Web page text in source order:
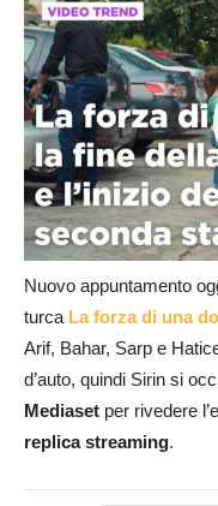
Nuovo appuntamento
turca La forza di una
Arif, Bahar, Sarp e
d’auto, quindi Sirin si
Mediaset per rivedere
replica streaming.